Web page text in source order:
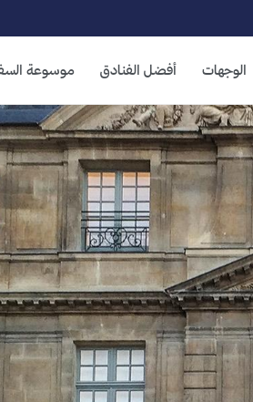
الوجهات أفضل الفنادق موسوعة